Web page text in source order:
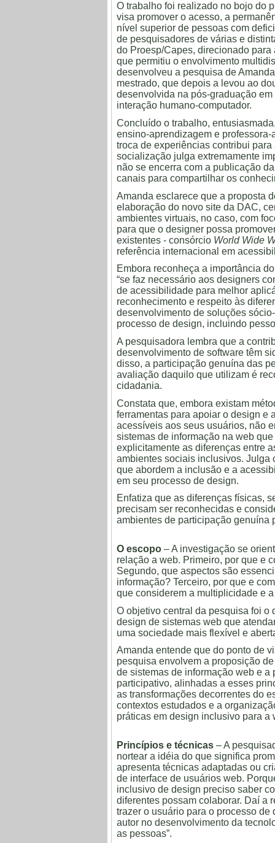
O trabalho foi realizado no bojo do
visa promover o acesso, a
nível superior de pessoas com
de pesquisadores de várias e
do Proesp/Capes, direcionado
que permitiu o envolvimento
desenvolveu a pesquisa de
mestrado, que depois a levou ao
desenvolvida na pós-graduação
interação humano-computador.
Concluído o trabalho,
ensino-aprendizagem e
troca de experiências contribui
socialização julga extremamente
não se encerra com a publicação
canais para compartilhar os
Amanda esclarece que a proposta
elaboração do novo site da DAC,
ambientes virtuais, no caso, com
para que o designer possa
existentes - consórcio World Wide
referência internacional em
Embora reconheça a importância
“se faz necessário aos designers
de acessibilidade para melhor
reconhecimento e respeito às
desenvolvimento de soluções
processo de design, incluindo
A pesquisadora lembra que a
desenvolvimento de software têm
disso, a participação genuína das
avaliação daquilo que utilizam é
cidadania.
Constata que, embora existam
ferramentas para apoiar o design e
acessíveis aos seus usuários, não
sistemas de informação na web
explicitamente as diferenças entre
ambientes sociais inclusivos. Julga
que abordem a inclusão e a
em seu processo de design.
Enfatiza que as diferenças físicas,
precisam ser reconhecidas e
ambientes de participação genuína
O escopo – A investigação se
relação a web. Primeiro, por que e
Segundo, que aspectos são
informação? Terceiro, por que e
que considerem a multiplicidade e
O objetivo central da pesquisa foi o
design de sistemas web que
uma sociedade mais flexível e
Amanda entende que do ponto de
pesquisa envolvem a proposição
de sistemas de informação web e
participativo, alinhadas a esses
as transformações decorrentes do
contextos estudados e a
práticas em design inclusivo para a
Princípios e técnicas – A
nortear a idéia do que significa
apresenta técnicas adaptadas ou
de interface de usuários web.
inclusivo de design preciso saber
diferentes possam colaborar. Daí a
trazer o usuário para o processo
autor no desenvolvimento da
as pessoas”.